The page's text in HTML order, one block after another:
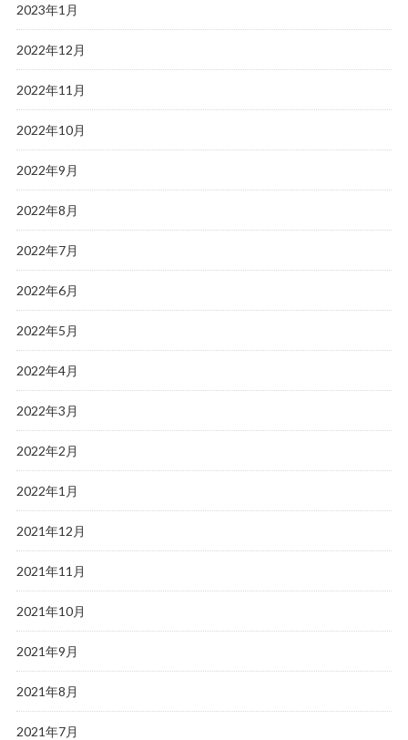
2023年1月
2022年12月
2022年11月
2022年10月
2022年9月
2022年8月
2022年7月
2022年6月
2022年5月
2022年4月
2022年3月
2022年2月
2022年1月
2021年12月
2021年11月
2021年10月
2021年9月
2021年8月
2021年7月